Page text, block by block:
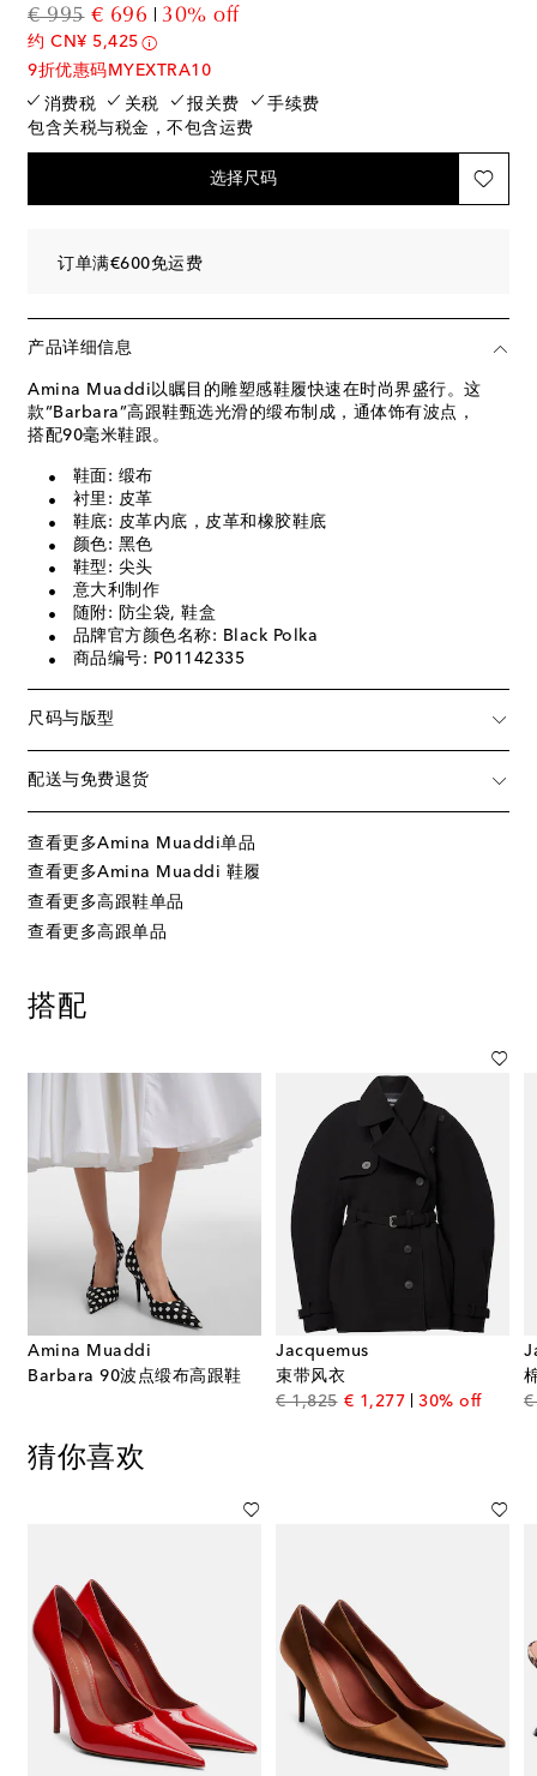
€ 995original price
€ 696discount price
30% off
约 CN¥ 5,425
9折优惠码MYEXTRA10
消费税
关税 报关费
手续费
包含关税与税金，不包含运费
选择尺码
订单满€600免运费
产品详细信息
Amina Muaddi以瞩目的雕塑感鞋履快速在时尚界盛行。这
款“Barbara”高跟鞋甄选光滑的缎布制成，通体饰有波点，
搭配90毫米鞋跟。
鞋面: 缎布
衬里: 皮革
鞋底: 皮革内底，皮革和橡胶鞋底
颜色: 黑色
鞋型: 尖头
意大利制作
随附: 防尘袋, 鞋盒
品牌官方颜色名称: Black Polka
商品编号: P01142335
尺码与版型
配送与免费退货
查看更多Amina Muaddi单品
查看更多Amina Muaddi 鞋履
查看更多高跟鞋单品
查看更多高跟单品
搭配
Amina Muaddi
Barbara 90波点缎布高跟鞋
Jacquemus
束带风衣
€ 1,825original price
€ 1,277discount price
30% off
€
猜你喜欢